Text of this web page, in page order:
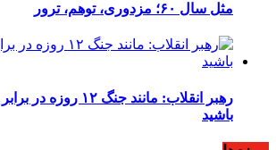
مثل سال ۶۰؛ مزدوری، توهم، ترور
رهبر انقلاب: مانند جنگ
باشید